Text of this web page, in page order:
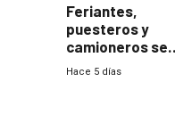
Feriantes,
puesteros y
camioneros se
movilizaron en
Hace 5 días